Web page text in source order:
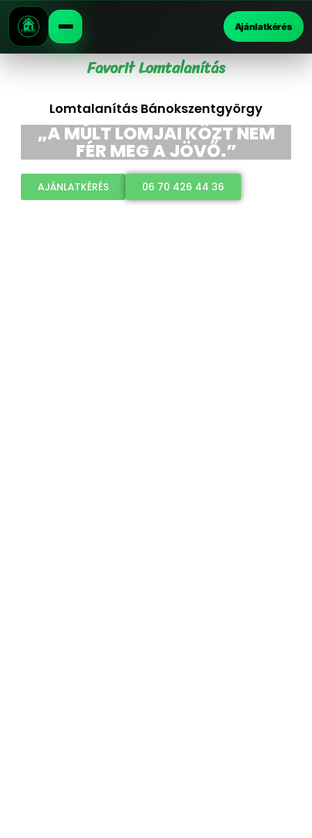
Ajánlatkérés
Favorit Lomtalanítás
Lomtalanítás Bánokszentgyörgy
„A MÚLT LOMJAI KÖZT NEM
FÉR MEG A JÖVŐ.”
AJÁNLATKÉRÉS 06 70 426 44 36